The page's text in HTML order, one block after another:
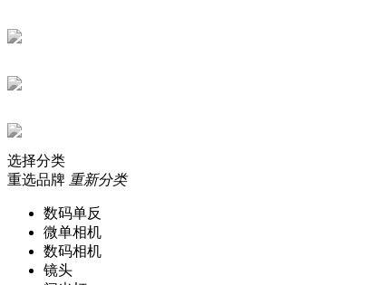
选择分类
重选品牌 重新分类
数码单反
微单相机
数码相机
镜头